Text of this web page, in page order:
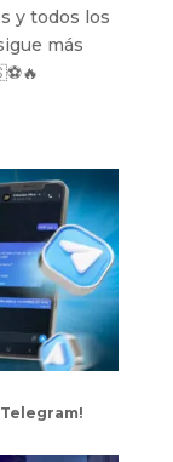
y todos los
más